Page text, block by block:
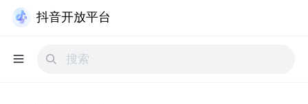
抖音开放平台